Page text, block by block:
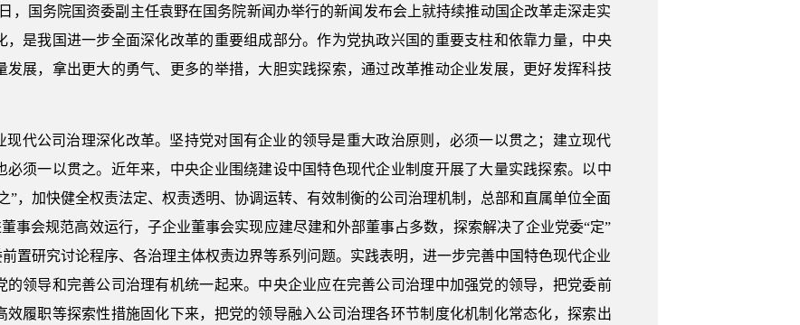
，国务院国资委副主任袁野在国务院新闻办举行的新闻发布会上就持续推动国企改革走深走实
，是我国进一步全面深化改革的重要组成部分。作为党执政兴国的重要支柱和依靠力量，中央
发展，拿出更大的勇气、更多的举措，大胆实践探索，通过改革推动企业发展，更好发挥科技
现代公司治理深化改革。坚持党对国有企业的领导是重大政治原则，必须一以贯之；建立现代
必须一以贯之。近年来，中央企业围绕建设中国特色现代企业制度开展了大量实践探索。以中
”，加快健全权责法定、权责透明、协调运转、有效制衡的公司治理机制，总部和直属单位全面
事会规范高效运行，子企业董事会实现应建尽建和外部董事占多数，探索解决了企业党委“定”
置研究讨论程序、各治理主体权责边界等系列问题。实践表明，进一步完善中国特色现代企业
的领导和完善公司治理有机统一起来。中央企业应在完善公司治理中加强党的领导，把党委前
效履职等探索性措施固化下来，把党的领导融入公司治理各环节制度化机制化常态化，探索出